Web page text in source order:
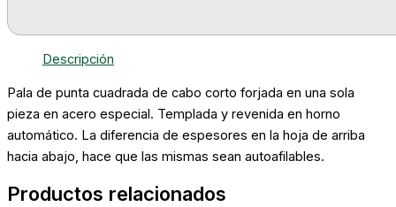
Descripción
Pala de punta cuadrada de cabo corto forjada en una sola
pieza en acero especial. Templada y revenida en horno
automático. La diferencia de espesores en la hoja de arriba
hacia abajo, hace que las mismas sean autoafilables.
Productos relacionados